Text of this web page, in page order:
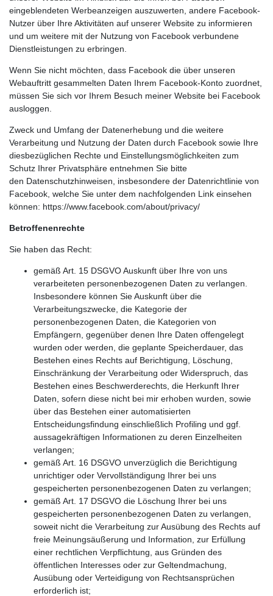
eingeblendeten Werbeanzeigen auszuwerten, andere Facebook-
Nutzer über Ihre Aktivitäten auf unserer Website zu informieren
und um weitere mit der Nutzung von Facebook verbundene
Dienstleistungen zu erbringen.
Wenn Sie nicht möchten, dass Facebook die über unseren
Webauftritt gesammelten Daten Ihrem Facebook-Konto zuordnet,
müssen Sie sich vor Ihrem Besuch meiner Website bei Facebook
ausloggen.
Zweck und Umfang der Datenerhebung und die weitere
Verarbeitung und Nutzung der Daten durch Facebook sowie Ihre
diesbezüglichen Rechte und Einstellungsmöglichkeiten zum
Schutz Ihrer Privatsphäre entnehmen Sie bitte
den Datenschutzhinweisen, insbesondere der Datenrichtlinie von
Facebook, welche Sie unter dem nachfolgenden Link einsehen
können: https://www.facebook.com/about/privacy/
Betroffenenrechte
Sie haben das Recht:
gemäß Art. 15 DSGVO Auskunft über Ihre von uns
verarbeiteten personenbezogenen Daten zu verlangen.
Insbesondere können Sie Auskunft über die
Verarbeitungszwecke, die Kategorie der
personenbezogenen Daten, die Kategorien von
Empfängern, gegenüber denen Ihre Daten offengelegt
wurden oder werden, die geplante Speicherdauer, das
Bestehen eines Rechts auf Berichtigung, Löschung,
Einschränkung der Verarbeitung oder Widerspruch, das
Bestehen eines Beschwerderechts, die Herkunft Ihrer
Daten, sofern diese nicht bei mir erhoben wurden, sowie
über das Bestehen einer automatisierten
Entscheidungsfindung einschließlich Profiling und ggf.
aussagekräftigen Informationen zu deren Einzelheiten
verlangen;
gemäß Art. 16 DSGVO unverzüglich die Berichtigung
unrichtiger oder Vervollständigung Ihrer bei uns
gespeicherten personenbezogenen Daten zu verlangen;
gemäß Art. 17 DSGVO die Löschung Ihrer bei uns
gespeicherten personenbezogenen Daten zu verlangen,
soweit nicht die Verarbeitung zur Ausübung des Rechts auf
freie Meinungsäußerung und Information, zur Erfüllung
einer rechtlichen Verpflichtung, aus Gründen des
öffentlichen Interesses oder zur Geltendmachung,
Ausübung oder Verteidigung von Rechtsansprüchen
erforderlich ist;